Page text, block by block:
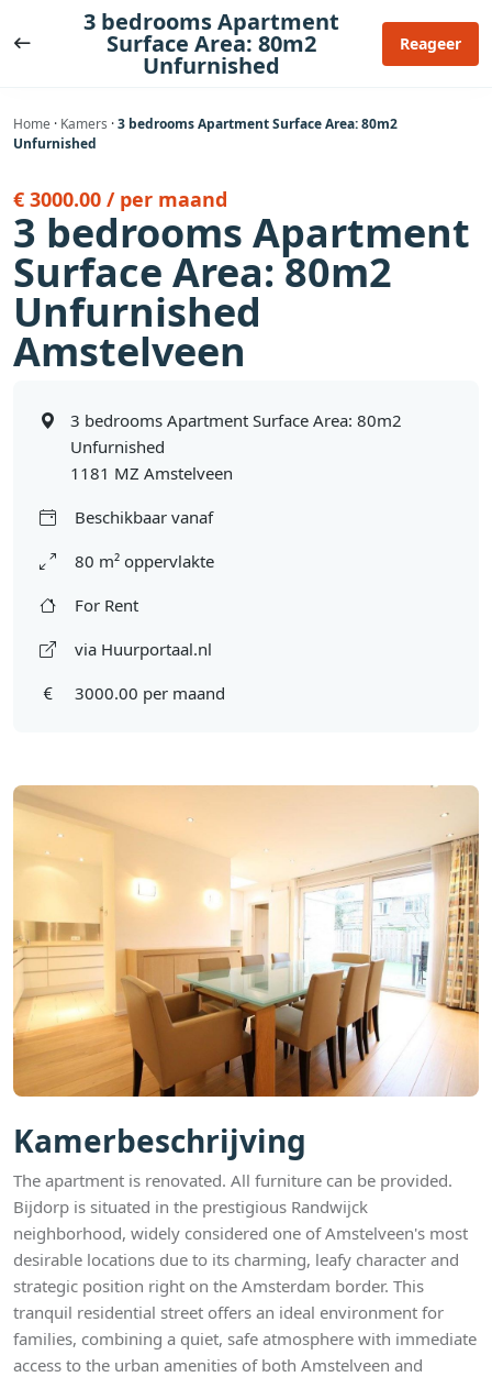
naar
3 bedrooms Apartment
Surface Area: 80m2
Unfurnished
Reageer
Home · Kamers ·3 bedrooms Apartment Surface Area: 80m2
Unfurnished
Kamerbeschrijving
The apartment is renovated. All furniture can be provided.
Bijdorp is situated in the prestigious Randwijck
neighborhood, widely considered one of Amstelveen's most
desirable locations due to its charming, leafy character and
strategic position right on the Amsterdam border. This
tranquil residential street offers an ideal environment for
families, combining a quiet, safe atmosphere with immediate
access to the urban amenities of both Amstelveen and
€ 3000.00 / per maand
3 bedrooms Apartment
Surface Area: 80m2
Unfurnished
Amstelveen
3 bedrooms Apartment Surface Area: 80m2
Unfurnished
1181 MZ Amstelveen
Beschikbaar vanaf
80 m² oppervlakte
For Rent
via Huurportaal.nl
3000.00 per maand